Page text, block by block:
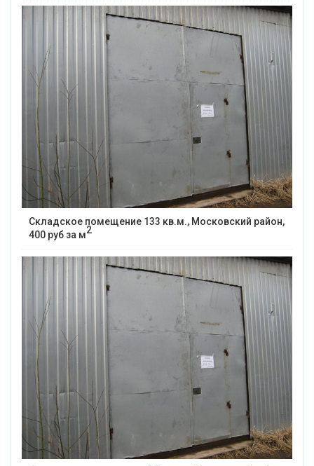
Складское помещение 133 кв.м., Московский район,
400 руб за м2